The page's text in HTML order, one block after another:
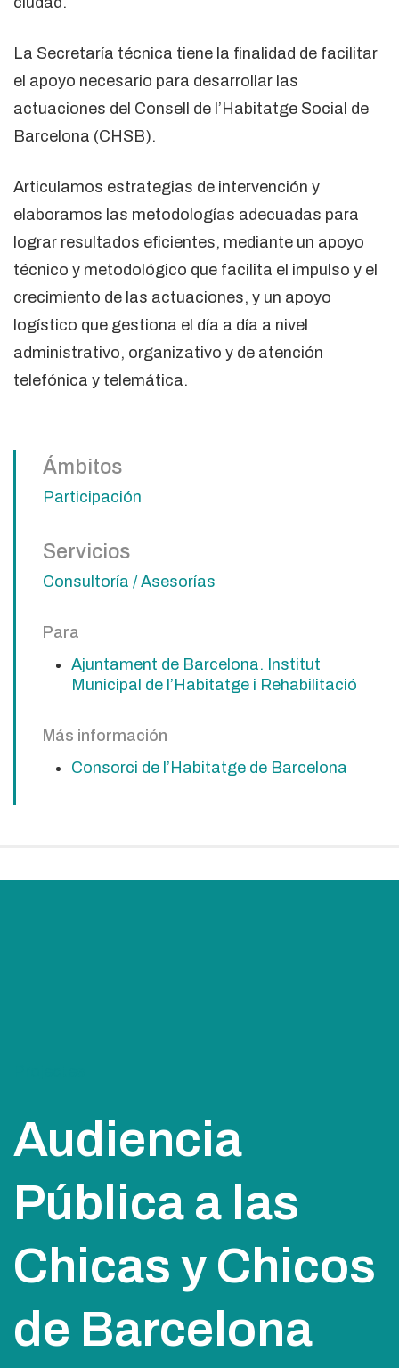
La Secretaría técnica tiene la finalidad de facilitar
el apoyo necesario para desarrollar las
actuaciones del Consell de l’Habitatge Social de
Barcelona (CHSB).
Articulamos estrategias de intervención y
elaboramos las metodologías adecuadas para
lograr resultados eficientes, mediante un apoyo
técnico y metodológico que facilita el impulso y el
crecimiento de las actuaciones, y un apoyo
logístico que gestiona el día a día a nivel
administrativo, organizativo y de atención
telefónica y telemática.
Ámbitos
Participación
Servicios
Consultoría / Asesorías
Para
Ajuntament de Barcelona. Institut
Municipal de l’Habitatge i Rehabilitació
Más información
Consorci de l’Habitatge de Barcelona
Audiencia
Pública a las
Chicas y Chicos
de Barcelona